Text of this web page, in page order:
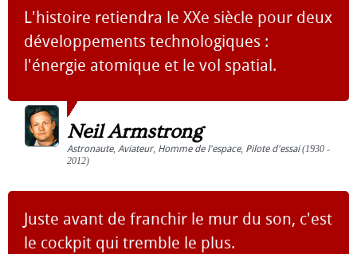
L'histoire retiendra le XXe siècle pour deux
développements technologiques :
l'énergie atomique et le vol spatial.
Neil Armstrong
Astronaute, Aviateur, Homme de l'espace, Pilote d'essai(1930 -
2012)
Juste avant de franchir le mur du son, c'est
le cockpit qui tremble le plus.